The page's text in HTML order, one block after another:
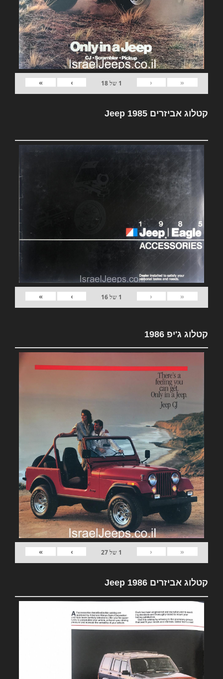
«
‹
1 של18
›
»
קטלוג אביזרים Jeep 1985
«
‹
1 של16
›
»
קטלוג ג'יפ 1986
«
‹
1 של27
›
»
קטלוג אביזרים Jeep 1986